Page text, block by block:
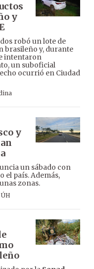
y
robó un lote de
brasileño y, durante
intentaron
un suboficial
ocurrió en Ciudad
y
un sábado con
el país. Además,
zonas.